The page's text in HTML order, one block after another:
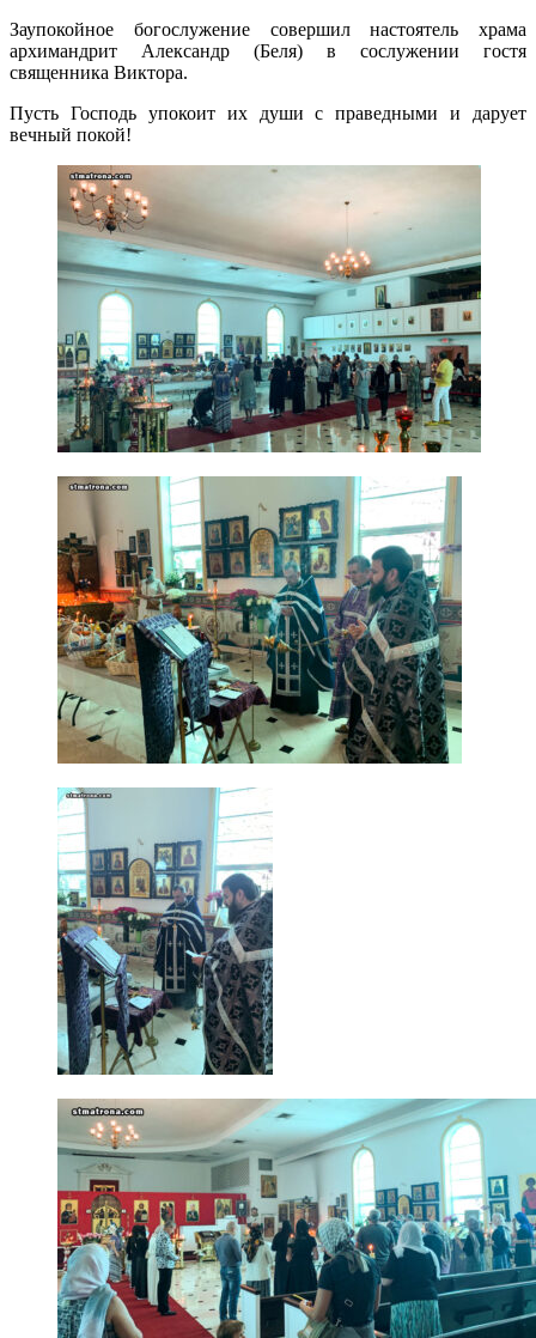
Заупокойное богослужение совершил настоятель храма
архимандрит Александр (Беля) в сослужении гостя
священника Виктора.
Пусть Господь упокоит их души с праведными и дарует
вечный покой!